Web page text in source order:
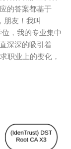
的答案都基于
友！我叫
，我的专业集中
深深的吸引着
职业上的变化，